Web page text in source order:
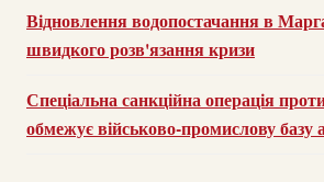
Відновлення водопостачання в
швидкого розв'язання кризи
Спеціальна санкційна операція
обмежує військово-промислову базу